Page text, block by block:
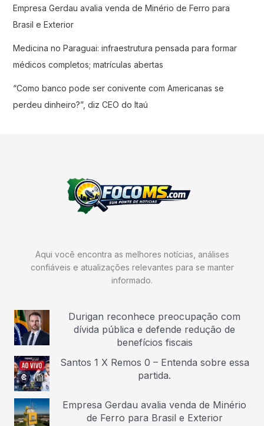
Empresa Gerdau avalia venda de Minério de Ferro para
Brasil e Exterior
Medicina no Paraguai: infraestrutura pensada para formar
médicos completos; matrículas abertas
“Como banco pode ser conivente com Americanas se
perdeu dinheiro?”, diz CEO do Itaú
Aqui você encontra as melhores notícias, análises
confiáveis e atualizações relevantes para se manter
informado.
Durigan reconhece preocupação com
dívida pública e defende redução de
benefícios fiscais
Santos 1 X Remos 0 – Entenda sobre essa
partida.
Empresa Gerdau avalia venda de Minério
de Ferro para Brasil e Exterior